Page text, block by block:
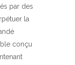
par des
la
conçu